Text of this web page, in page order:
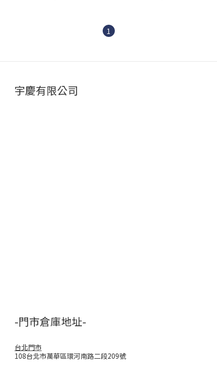
1
宇慶有限公司
-門市倉庫地址-
台北門市
108台北市萬華區環河南路二段209號